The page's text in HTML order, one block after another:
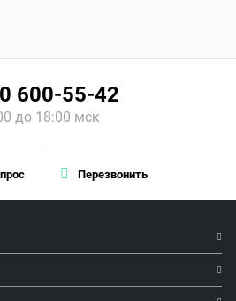
Перезвонить
600-55-42
до 18:00 мск